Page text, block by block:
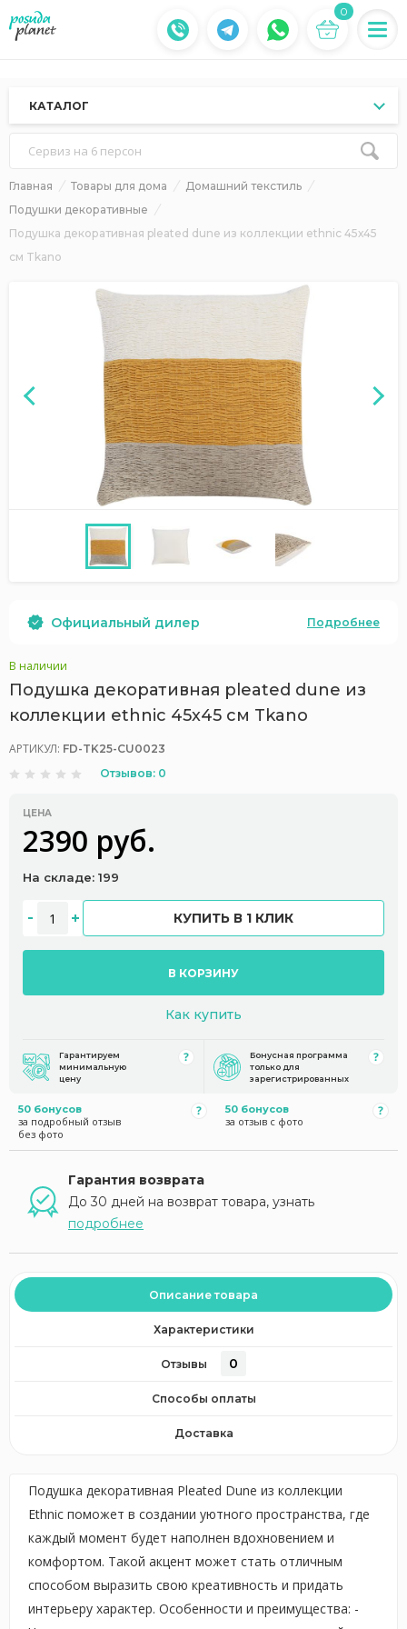
0
КАТАЛОГ
Сервиз на 6 персон
Главная Товары для дома
Домашний текстиль
Подушки декоративные
Подушка декоративная pleated dune из коллекции ethnic 45х45
см Tkano
Официальный дилер Подробнее
В наличии
Подушка декоративная pleated dune из
коллекции ethnic 45х45 см Tkano
АРТИКУЛ: FD-TK25-CU0023
Отзывов: 0
ЦЕНА
2390 руб.
На складе: 199
КУПИТЬ В 1 КЛИК
В КОРЗИНУ
Как купить
Гарантируем
минимальную
цену
Бонусная программа
только для
зарегистрированных
50 бонусов
за подробный отзыв
без фото
50 бонусов
за отзыв с фото
Гарантия возврата
До 30 дней на возврат товара, узнать
подробнее
Описание товара
Характеристики
Отзывы 0
Способы оплаты
Доставка
Подушка декоративная Pleated Dune из коллекции
Ethnic поможет в создании уютного пространства, где
каждый момент будет наполнен вдохновением и
комфортом. Такой акцент может стать отличным
способом выразить свою креативность и придать
интерьеру характер. Особенности и преимущества: -